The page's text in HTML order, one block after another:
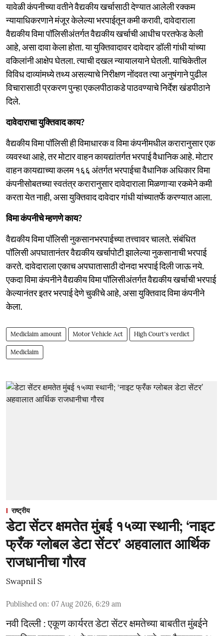
यावेळी कंपनीच्या वतीने वैद्यकीय खर्चासाठी देण्यात आलेली रक्कम
न्यायाधिकरणाने मंजूर केलेल्या भरपाईतून कमी करावी, दावेदाराला
वैद्यकीय विमा पॉलिसीअंतर्गत वैद्यकीय खर्चाची आधीच परतफेड केली
आहे, असा दावा केला होता. या युक्तिवादावर दावेदार डॉली गांधी यांच्या
वकिलांनी आक्षेप घेतला. त्याची दखल न्यायालयाने घेतली. याचिकेतील
विविध दाव्यांमध्ये तथ्य असल्याचे निरीक्षण नोंदवत त्या अनुषंगाने पुढील
विचारासाठी प्रकरण पुन्हा एकलपीठाकडे पाठवण्याचे निर्देश खंडपीठाने
दिले.
दावेदाराचा युक्तिवाद काय?
वैद्यकीय विमा पॉलिसी ही विमाधारक व विमा कंपनीमधील करारानुसार एक
व्यवस्था आहे, तर मोटार वाहन कायद्यांतर्गत भरपाई वैधानिक आहे. मोटार
वाहन कायद्याच्या कलम १६६ अंतर्गत भरपाईचा वैधानिक अधिकार विमा
कंपनीसोबतच्या स्वतंत्र करारानुसार दावेदाराला मिळणाऱ्या रकमेने कमी
करता येत नाही, असा युक्तिवाद दावेदार गांधी यांच्यातर्फे करण्यात आला.
विमा कंपनीचे म्हणणे काय?
वैद्यकीय विमा पॉलिसी नुकसानभरपाईच्या तत्त्वावर चालते. संबंधित
पॉलिसी अपघातानंतर वैद्यकीय खर्चापोटी झालेल्या नुकसानाची भरपाई
करते. दावेदाराला एकाच अपघातासाठी दोनदा भरपाई दिली जाऊ नये.
एकदा विमा कंपनीने वैद्यकीय विमा पॉलिसीअंतर्गत वैद्यकीय खर्चाची भरपाई
केल्यानंतर इतर भरपाई देणे चुकीचे आहे, असा युक्तिवाद विमा कंपनीने
केला.
Mediclaim amount Motor Vehicle Act High Court's verdict
Mediclaim
राष्ट्रीय
डेटा सेंटर क्षमतेत मुंबई १५व्या स्थानी; ‘नाइट
फ्रँक ग्लोबल डेटा सेंटर’ अहवालात आर्थिक
राजधानीचा गौरव
Swapnil S
Published on: 07 Aug 2026, 6:29 am
नवी दिल्ली : एकूण कार्यरत डेटा सेंटर क्षमतेच्या बाबतीत मुंबईने